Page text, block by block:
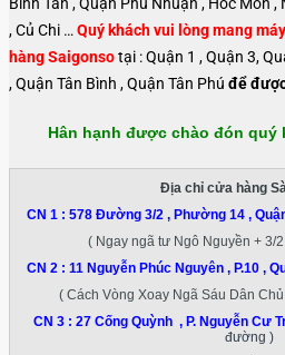
, Củ Chi … Quý khách vui lòng mang
hàng Saigonsotại : Quận 1 , Quận 3,
, Quận Tân Bình , Quận Tân Phú để
Hân hạnh được chào đón quý
Địa chỉ cửa hàng
CN 1 : 578 Đường 3/2 , Phường 14 ,
( Ngay ngã tư Ngô Nguyền + 3/
CN 2 : 11 Nguyễn Phúc Nguyên , P.10 ,
( Cách Vòng Xoay Ngã Sáu Dân
CN 3 : 27 Cống Quỳnh , P. Nguyễn Cư
đường )